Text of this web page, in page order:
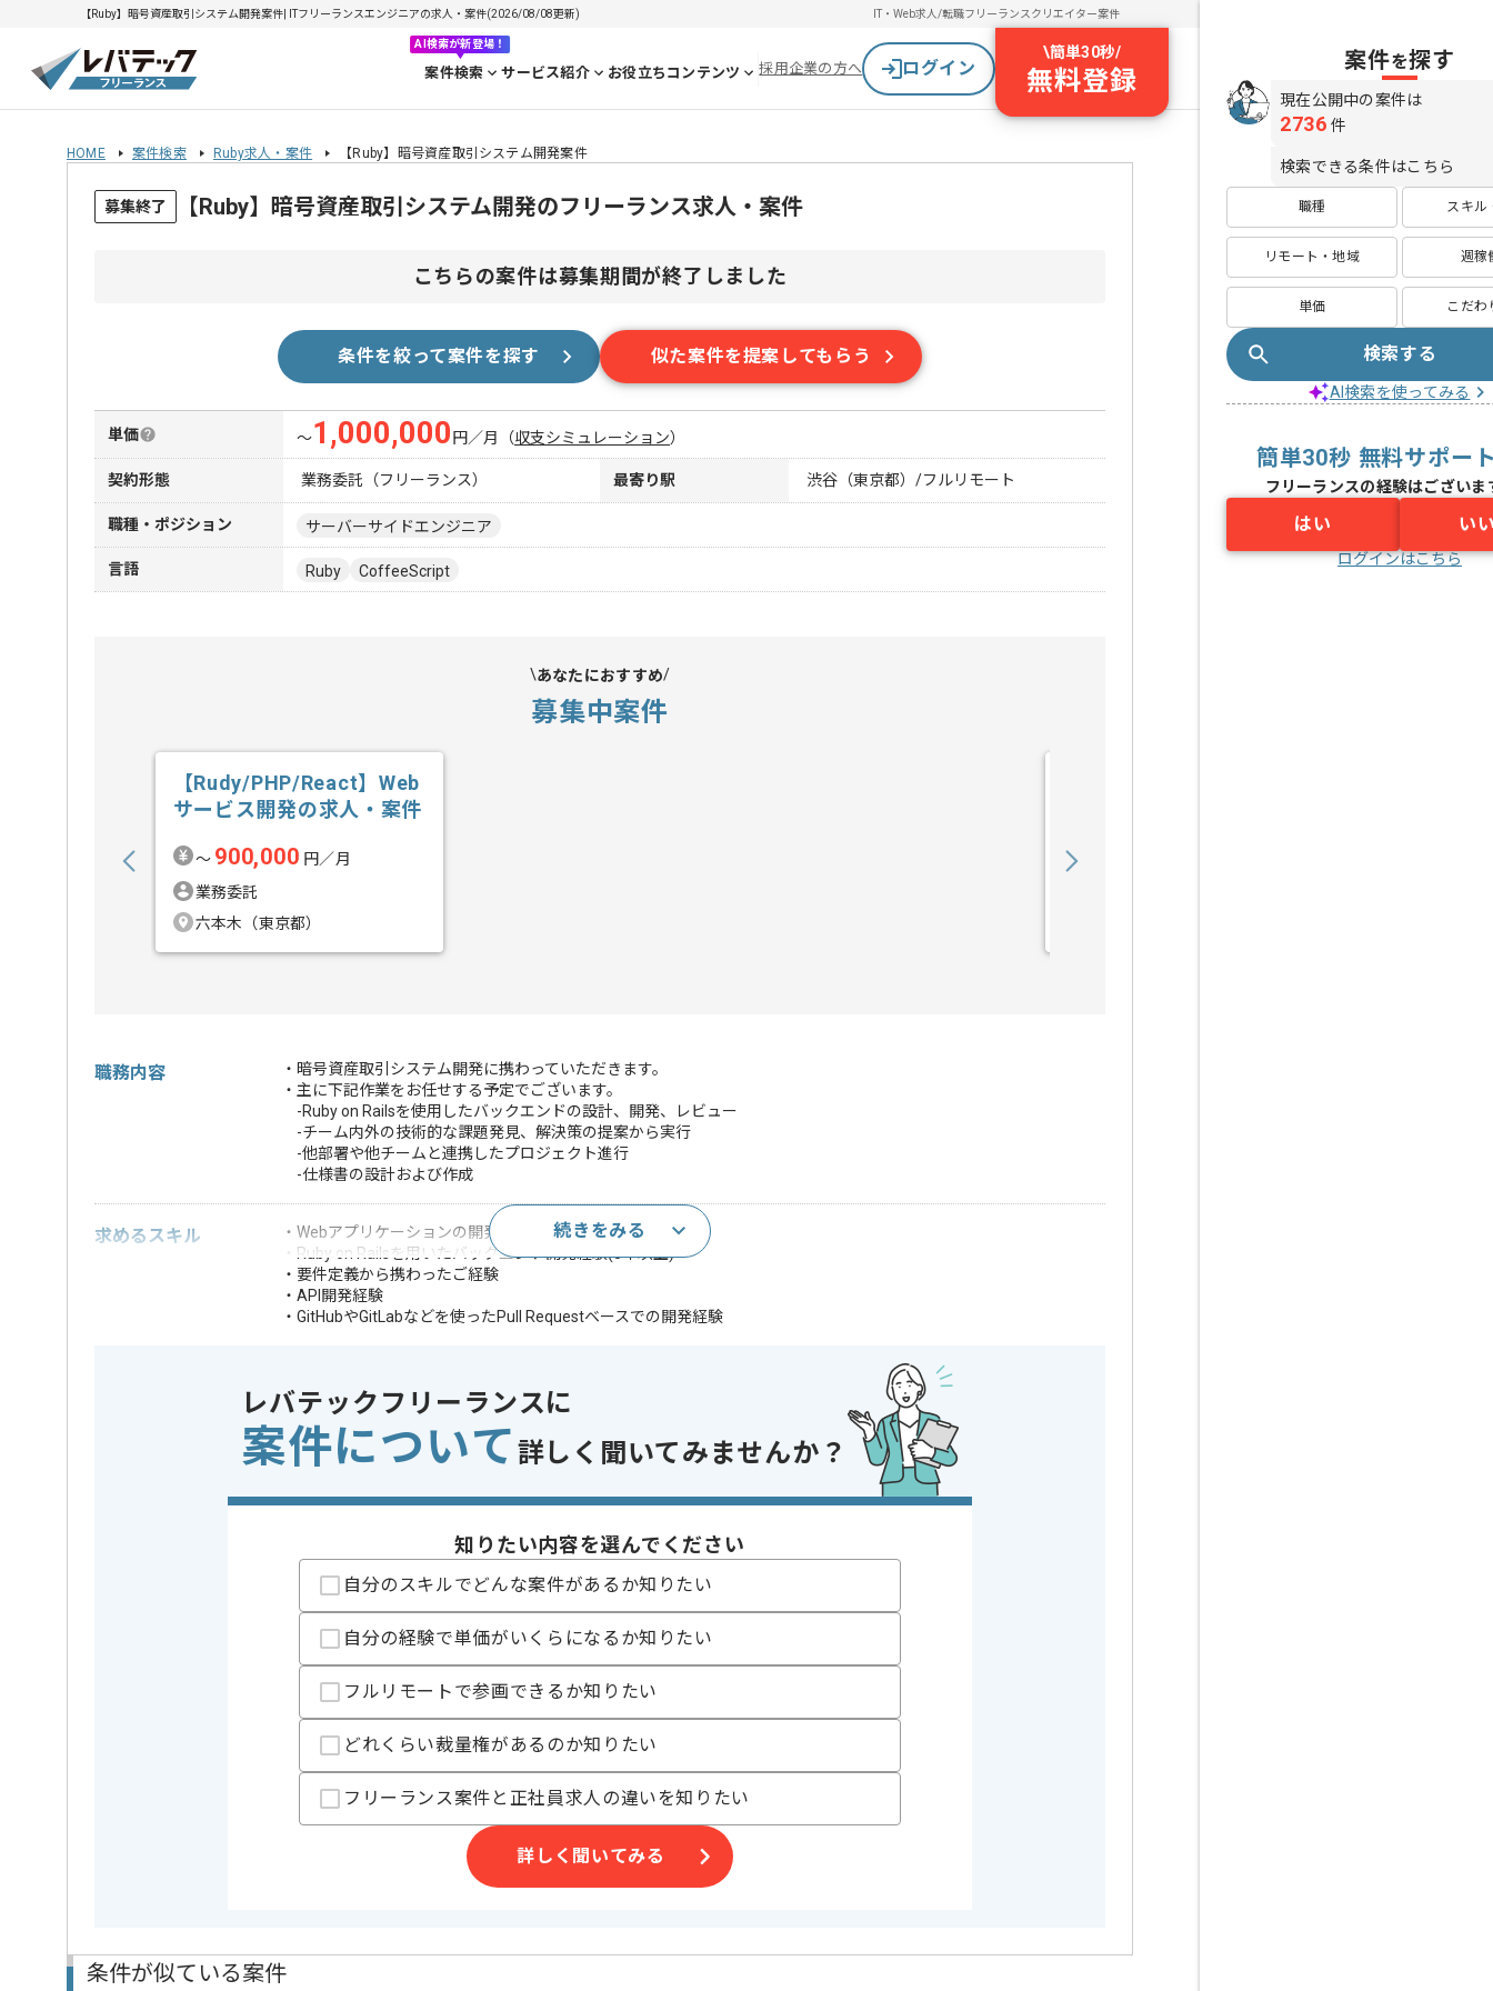
【Ruby】暗号資産取引システム開発案件| ITフリーランスエンジニアの求人・案件(2026/08/08更新) IT・Web求人/転職フリーランスクリエイター案件
AI検索が新登場！
案件検索 サービス紹介 お役立ちコンテンツ 採用企業の方へ ログイン
\簡単30秒/
無料登録
HOME 案件検索 Ruby求人・案件 【Ruby】暗号資産取引システム開発案件
募集終了 【Ruby】暗号資産取引システム開発のフリーランス求人・案件
こちらの案件は募集期間が終了しました
条件を絞って案件を探す 似た案件を提案してもらう
単価 〜1,000,000 円／月 （収支シミュレーション）
契約形態 業務委託（フリーランス） 最寄り駅 渋谷（東京都）/フルリモート
職種・ポジション サーバーサイドエンジニア
言語 Ruby CoffeeScript
あなたにおすすめ
募集中案件
【Rudy/PHP/React】Web
サービス開発の求人・案件
〜 900,000 円／月
業務委託
六本木（東京都）
職務内容
・暗号資産取引システム開発に携わっていただきます。
・主に下記作業をお任せする予定でございます。
-Ruby on Railsを使用したバックエンドの設計、開発、レビュー
-チーム内外の技術的な課題発見、解決策の提案から実行
-他部署や他チームと連携したプロジェクト進行
-仕様書の設計および作成
求めるスキル
・Webアプリケーションの開発経験(5年以上)
・Ruby on Railsを用いたバックエンド開発経験(3年以上)
・要件定義から携わったご経験
・API開発経験
・GitHubやGitLabなどを使ったPull Requestベースでの開発経験
歓迎スキル
・高負荷なシステムの設計、開発、運用経験
・ミッションクリティカルなシステムの設計、開発、運用経験
・プロジェクトマネージャーやリードエンジニアの経験(規模問わず)
・暗号資産やブロックチェーン業界を経験したい意欲
・暗号資産の興味や関心
フレームワーク
Rails
DB
Redis , MySQL
AWS
開発ツール
Chef , GitHub , Docker , JIRA , Trello
業務内容
担当領域/システム
スマートフォンアプリ , クラウドサービス
参画実績あり , 高トラフィック , 長期プロジェクト , 新技術に積極的
140時間〜180時間
続きをみる
レバテックフリーランスに
案件について 詳しく聞いてみませんか？
知りたい内容を選んでください
自分のスキルでどんな案件があるか知りたい
自分の経験で単価がいくらになるか知りたい
フルリモートで参画できるか知りたい
どれくらい裁量権があるのか知りたい
フリーランス案件と正社員求人の違いを知りたい
詳しく聞いてみる
条件が似ている案件
案件を探す
現在公開中の案件は
2736 件
検索できる条件はこちら
職種 スキル
リモート・地域 週稼
単価 こだわ
検索する
AI検索を使ってみる
簡単30秒 無料サポー
フリーランスの経験はございま
はい い
ログインはこちら